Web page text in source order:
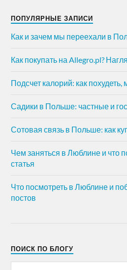
ПОПУЛЯРНЫЕ ЗАПИСИ
Как и зачем мы переехали в
Как покупать на Allegro.pl?
Подсчет калорий: как похудеть,
Садики в Польше: частные и гос
Сотовая связь в Польше: как
Чем заняться в Люблине и что
статья
Что посмотреть в Люблине и
постов
ПОИСК ПО БЛОГУ